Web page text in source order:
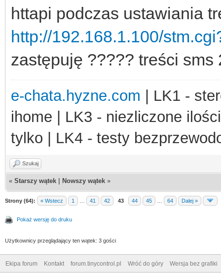
httapi podczas ustawiania
http://192.168.1.100/
zastępuję ????? treści sms
e-chata.hyzne.com | LK1 -
ihome | LK3 - niezliczone
tylko | LK4 - testy
Szukaj
« Starszy wątek Nowszy wątek »
Strony (64): « Wstecz 1 41 42 43 44 45 64 Dalej »
Pokaż wersję do druku
Użytkownicy przeglądający ten wątek: 3 gości
Ekipa forum Kontakt forum.tinycontrol.pl Wróć do góry Wersja bez grafiki